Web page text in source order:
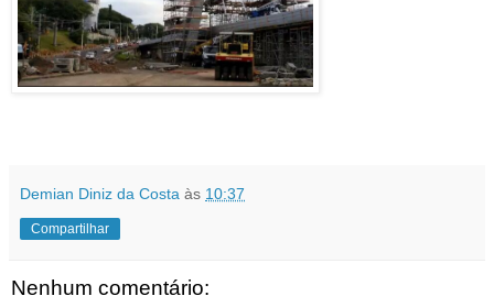
Demian Diniz da Costa às 10:37
Compartilhar
Nenhum comentário: